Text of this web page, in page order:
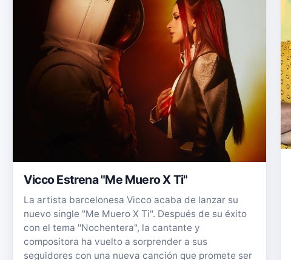
Vicco Estrena "Me Muero X Ti"
La artista barcelonesa Vicco acaba de lanzar su
nuevo single "Me Muero X Ti". Después de su éxito
con el tema "Nochentera", la cantante y
compositora ha vuelto a sorprender a sus
seguidores con una nueva canción que promete ser